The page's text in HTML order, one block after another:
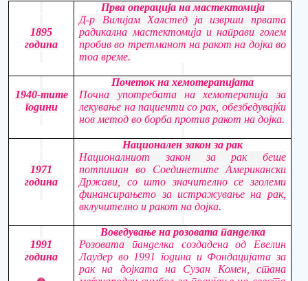
1895
година
Прва операција на мастектомија
Д-р Вилијам Халстед ја изврши првата
радикална мастектомијаи направи голем
пробив во третманот на ракот на дојка во
тоа време.
1940-тите
години
Почеток на хемотерапијата
Почна употребата на хемотерапија за
лекување на пациенти со рак, обезбедувајќи
нов методво борба против ракот на дојка.
1971
година
Национален закон за рак
Националниот закон за рак беше
потпишан во Соединетите Американски
Држави, со што значително се зголеми
финансирањето за истражување на рак,
вклучително и ракот на дојка.
1991
година
Воведување на розовата панделка
Розовата панделкасоздадена од Евелин
Лаудер во 1991 година и Фондацијата за
рак на дојката на Сузан Комен,
стана